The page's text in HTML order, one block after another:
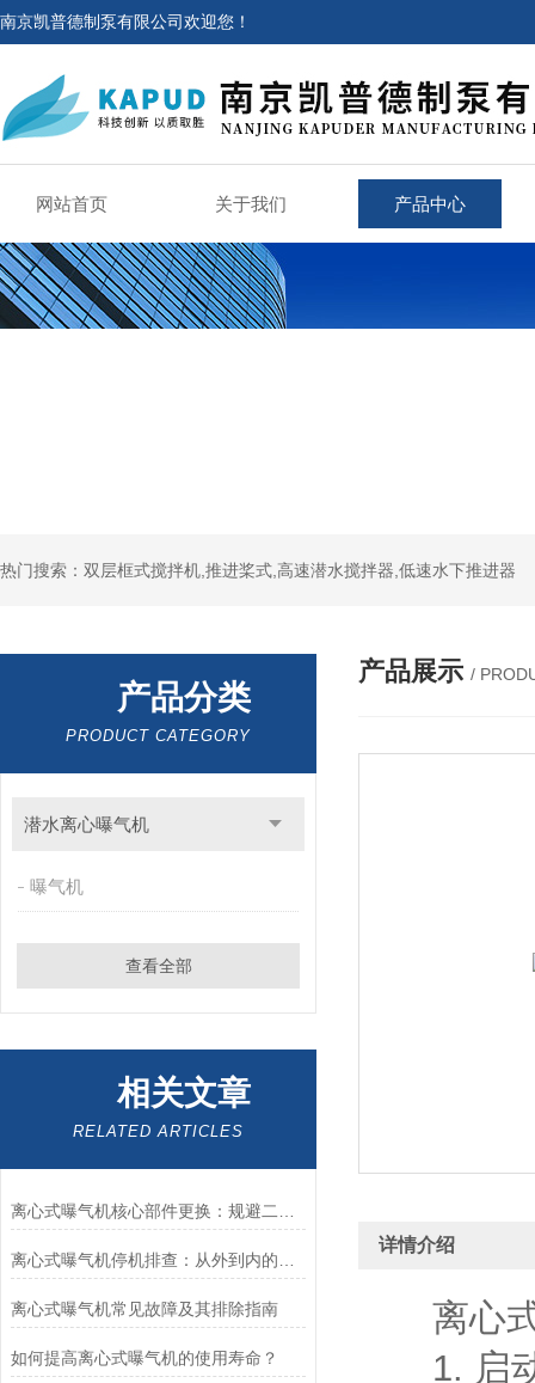
南京凯普德制泵有限公司欢迎您！
网站首页 关于我们 产品中心
热门搜索：双层框式搅拌机,推进桨式,高速潜水搅拌器,低速水下推进器
产品分类
PRODUCT CATEGORY
潜水离心曝气机
曝气机
查看全部
相关文章
RELATED ARTICLES
离心式曝气机常见故障及其排除指南
如何提高离心式曝气机的使用寿命？
产品展示 /
详情介绍
离心式
1. 启动